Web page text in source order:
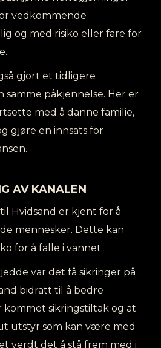
vedkommende
og med risiko eller fare for
gjort et tidligere
samme påkjennelse. Her er
med å danne familie,
gjøre en innsats for
AV KANALEN
Hvidsand er kjent for å
mennesker. Dette kan
for å falle i vannet.
var det få sikringer på
bidratt til å bedre
kommet sikringstiltak og at
utstyr som kan være med
verdt det å stå frem med i